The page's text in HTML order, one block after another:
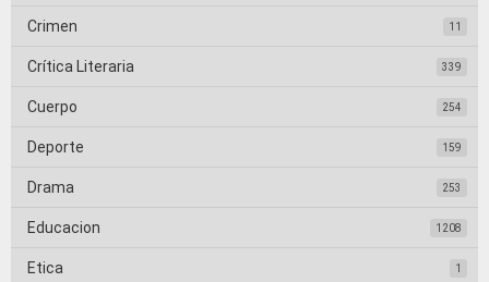
Crimen 11
Crítica Literaria 339
Cuerpo 254
Deporte 159
Drama 253
Educacion 1208
Etica 1